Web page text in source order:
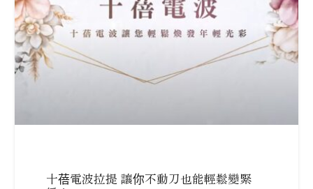
十蓓電波拉提 讓你不動刀也能輕鬆變緊